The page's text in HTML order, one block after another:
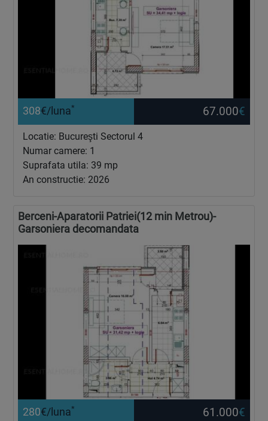
308€/luna* 67.000€
Locatie: Bucureşti Sectorul 4
Numar camere: 1
Suprafata utila: 39 mp
An constructie: 2026
Berceni-Aparatorii Patriei(12 min Metrou)-
Garsoniera decomandata
280€/luna* 61.000€